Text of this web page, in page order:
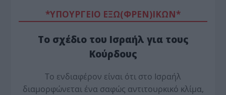
*ΥΠΟΥΡΓΕΙΟ ΕΞΩ(ΦΡΕΝ)ΙΚΩΝ*
Το σχέδιο του Ισραήλ για τους
Κούρδους
Το ενδιαφέρον είναι ότι στο Ισραήλ
διαμορφώνεται ένα σαφώς αντιτουρκικό κλίμα,